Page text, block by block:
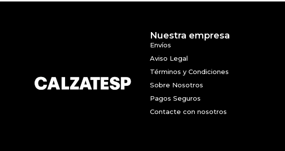
Nuestra empresa
Envíos
Aviso Legal
Términos y Condiciones
Sobre Nosotros
Pagos Seguros
Contacte con nosotros